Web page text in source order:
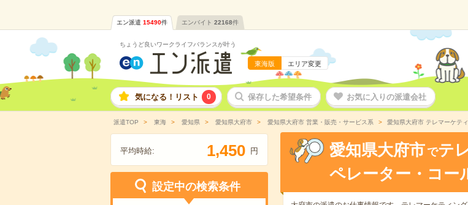
エン派遣 15490件 エンバイト 22168件
ちょうど良いワークライフバランスが叶う
東海版 エリア変更
気になる！リスト 0 保存した希望条件 お気に入りの派遣会社
派遣TOP 東海 愛知県 愛知県大府市 愛知県大府市 営業・販売・サービス系 愛知県大府市 テレマーケテ
平均時給: 1,450 円
設定中の検索条件
愛知県大府市 でテ
ペレーター・コー